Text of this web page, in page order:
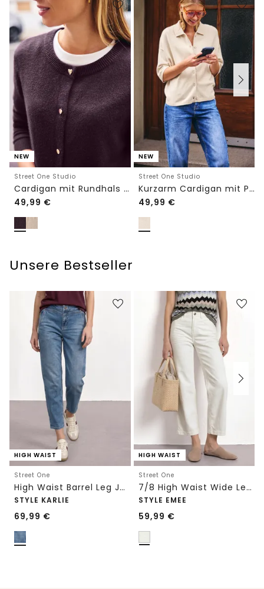
NEW
Street One Studio
Cardigan mit Rundhals und Knöpfen
49,99 €
NEW
Street One Studio
Kurzarm Cardigan mit Polokragen
49,99 €
Unsere Bestseller
HIGH WAIST
Street One
High Waist Barrel Leg Jeans im Loose Fit
STYLE KARLIE
69,99 €
HIGH WAIST
Street One
7/8 High Waist Wide Leg Jeans im Loose Fit
STYLE EMEE
59,99 €